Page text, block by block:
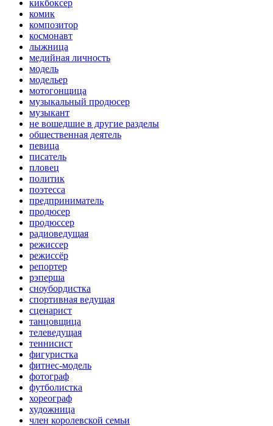
кикбоксер
комик
композитор
космонавт
лыжница
медийная личность
модель
модельер
мотогонщица
музыкальный продюсер
музыкант
не вошедшие в другие разделы
общественная деятель
певица
писатель
пловец
политик
поэтесса
предприниматель
продюсер
продюссер
радиоведущая
режиссер
режиссёр
репортер
рэперша
сноубордистка
спортивная ведущая
сценарист
танцовщица
телеведущая
теннисист
фигуристка
фитнес-модель
фотограф
футболистка
хореограф
художница
член королевской семьи